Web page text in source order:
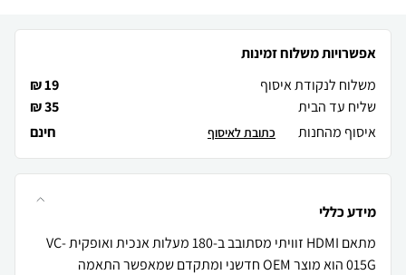
אפשרויות משלוח זמינות
משלוח לנקודת איסוף
19 ₪
שליח עד הבית
35 ₪
איסוף מהחנות
חינם כתובת לאיסוף
מידע כללי
מתאם HDMI זוויתי מסתובב ב-180 מעלות אנכית ואופקית VC-
015G הוא מוצר OEM חדשני ומתקדם שמאפשר התאמה